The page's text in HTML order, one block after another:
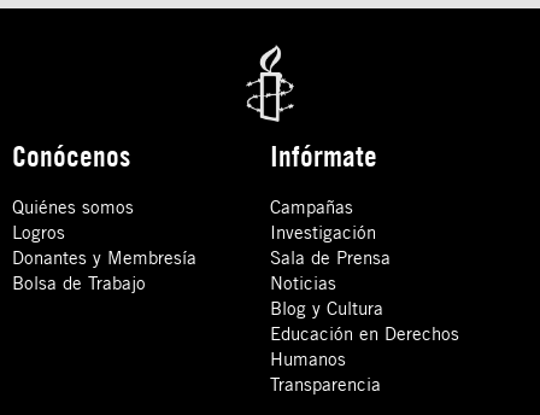
Conócenos
Quiénes somos
Logros
Donantes y Membresía
Bolsa de Trabajo
Infórmate
Campañas
Investigación
Sala de Prensa
Noticias
Blog y Cultura
Educación en Derechos
Humanos
Transparencia